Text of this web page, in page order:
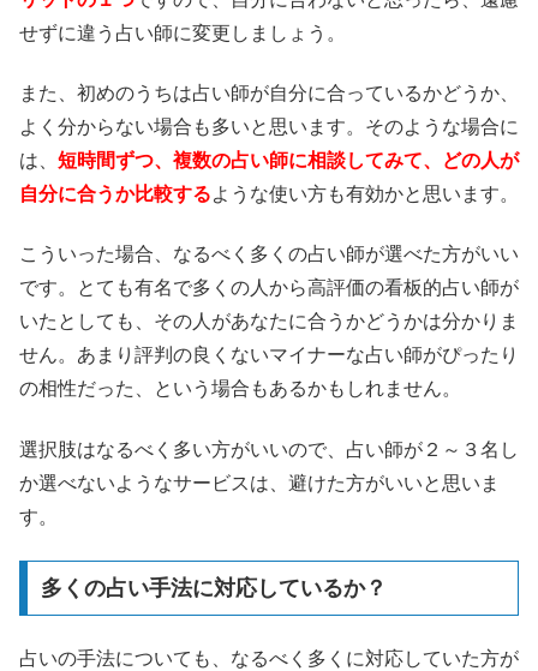
せずに違う占い師に変更しましょう。
また、初めのうちは占い師が自分に合っているかどうか、
よく分からない場合も多いと思います。そのような場合に
は、 短時間ずつ、複数の占い師に相談してみて、どの人が
自分に合うか比較するような使い方も有効かと思います。
こういった場合、なるべく多くの占い師が選べた方がいい
です。とても有名で多くの人から高評価の看板的占い師が
いたとしても、その人があなたに合うかどうかは分かりま
せん。あまり評判の良くないマイナーな占い師がぴったり
の相性だった、という場合もあるかもしれません。
選択肢はなるべく多い方がいいので、占い師が２～３名し
か選べないようなサービスは、避けた方がいいと思いま
す。
多くの占い手法に対応しているか？
占いの手法についても、なるべく多くに対応していた方が